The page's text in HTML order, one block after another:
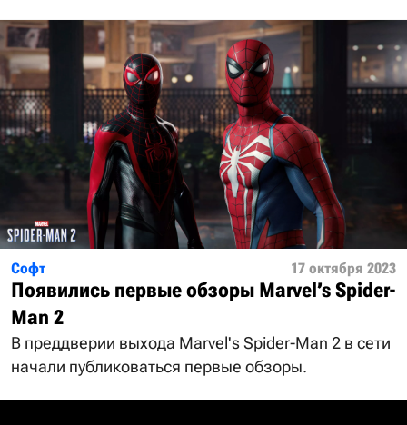
Софт 17 октября 2023
Появились первые обзоры Marvel’s Spider-
Man 2
В преддверии выхода Marvel's Spider-Man 2 в сети
начали публиковаться первые обзоры.